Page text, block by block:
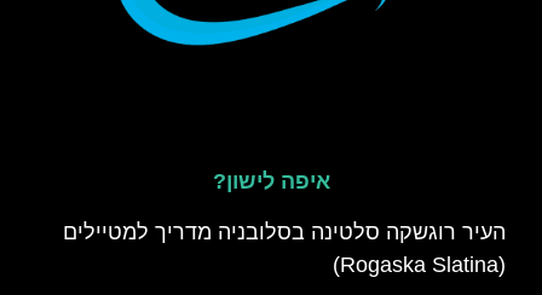
איפה לישון?
העיר רוגשקה סלטינה בסלובניה מדריך למטיילים
(Rogaska Slatina)